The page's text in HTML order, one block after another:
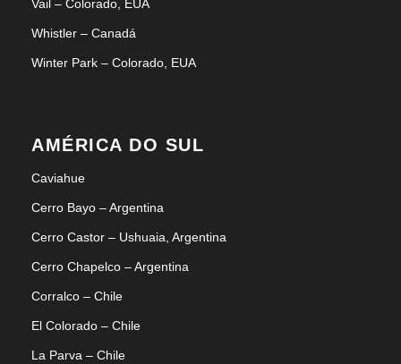
Vail – Colorado, EUA
Whistler – Canadá
Winter Park – Colorado, EUA
AMÉRICA DO SUL
Caviahue
Cerro Bayo – Argentina
Cerro Castor – Ushuaia, Argentina
Cerro Chapelco – Argentina
Corralco – Chile
El Colorado – Chile
La Parva – Chile